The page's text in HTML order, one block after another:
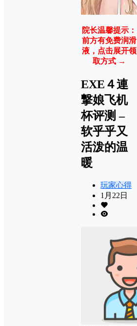
院长温馨提示：
前方有免费润滑
液，点击展开领
取方式 →
EXE４連
撃娘飞机
杯评测 –
软乎乎又
活泼的温
暖
玩家心得
1月22日